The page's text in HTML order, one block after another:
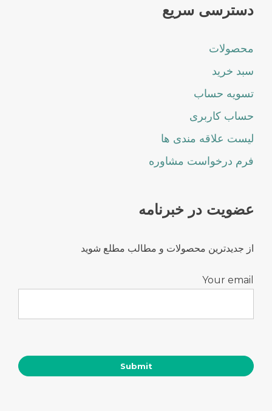
دسترسی سریع
محصولات
سبد خرید
تسویه حساب
حساب کاربری
لیست علاقه مندی ها
فرم درخواست مشاوره
عضویت در خبرنامه
از جدیدترین محصولات و مطالب مطلع شوید
Your email